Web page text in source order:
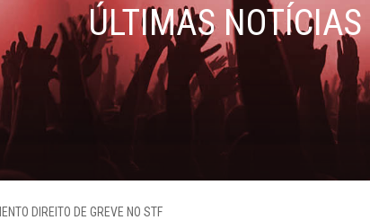
ÚLTIMAS NOTÍCIAS
DIREITO DE GREVE NO STF